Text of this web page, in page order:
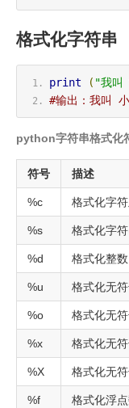
格式化字符串
print ( "我叫
#输出：我叫
python字符串格式化
符号 描述
%c 格式化字
%s 格式化字
%d 格式化整数
%u 格式化无
%o 格式化无
%x 格式化无
%X 格式化无
%f 格式化浮